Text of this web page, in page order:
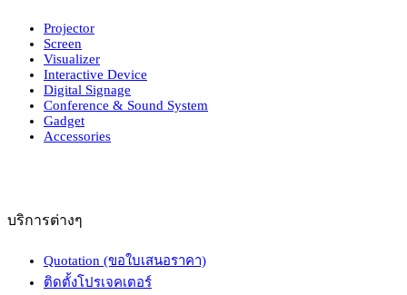
Projector
Screen
Visualizer
Interactive Device
Digital Signage
Conference & Sound System
Gadget
Accessories
บริการต่างๆ
Quotation (ขอใบเสนอราคา)
ติดตั้งโปรเจคเตอร์